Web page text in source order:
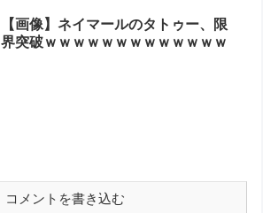
【画像】ネイマールのタトゥー、限
界突破ｗｗｗｗｗｗｗｗｗｗｗｗｗ
コメントを書き込む